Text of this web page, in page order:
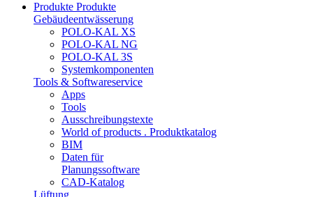
Produkte Produkte
Gebäudeentwässerung
POLO-KAL XS
POLO-KAL NG
POLO-KAL 3S
Systemkomponenten
Tools & Softwareservice
Apps
Tools
Ausschreibungstexte
World of products . Produktkatalog
BIM
Daten für
Planungssoftware
CAD-Katalog